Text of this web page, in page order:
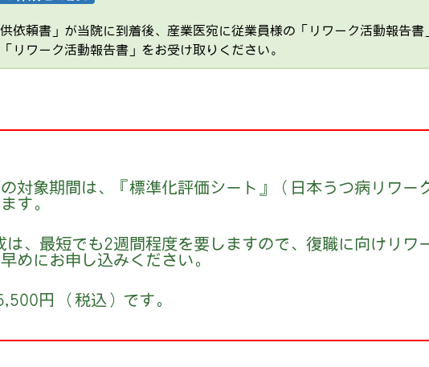
依頼書」が当院に到着後、産業医宛に従業員様の「リワーク活動報告
リワーク活動報告書」をお受け取りください。
対象期間は、『標準化評価シート』（日本うつ病リワー
す。
は、最短でも2週間程度を要しますので、復職に向けリワ
めにお申し込みください。
円 （税込）です。